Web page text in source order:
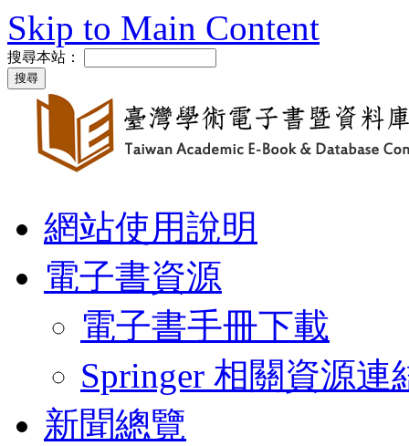
Skip to Main Content
搜尋本站：
網站使用說明
電子書資源
電子書手冊下載
Springer 相關資源連
新聞總覽